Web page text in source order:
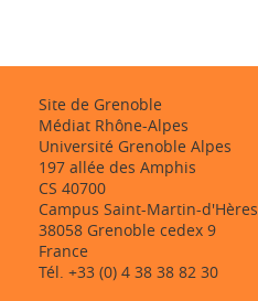
Site de Grenoble
Médiat Rhône-Alpes
Université Grenoble Alpes
197 allée des Amphis
CS 40700
Campus Saint-Martin-d'Hères
38058 Grenoble cedex 9
France
Tél. +33 (0) 4 38 38 82 30